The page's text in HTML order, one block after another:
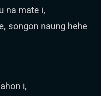
na mate i,
songon naung hehe
i,